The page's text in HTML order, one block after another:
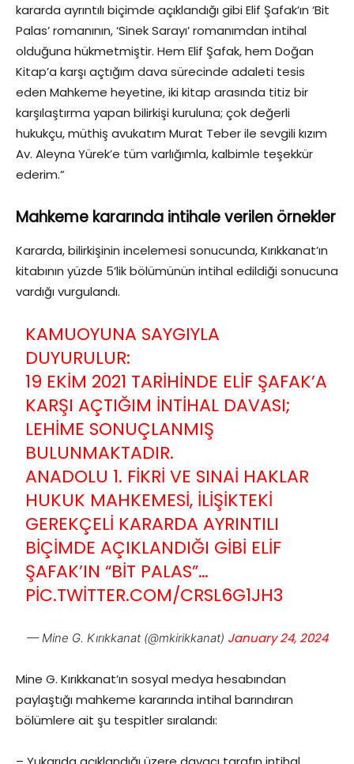
kararda ayrıntılı biçimde açıklandığı gibi Elif Şafak’ın ‘Bit
Palas’ romanının, ‘Sinek Sarayı’ romanımdan intihal
olduğuna hükmetmiştir. Hem Elif Şafak, hem Doğan
Kitap’a karşı açtığım dava sürecinde adaleti tesis
eden Mahkeme heyetine, iki kitap arasında titiz bir
karşılaştırma yapan bilirkişi kuruluna; çok değerli
hukukçu, müthiş avukatım Murat Teber ile sevgili kızım
Av. Aleyna Yürek’e tüm varlığımla, kalbimle teşekkür
ederim.”
Mahkeme kararında intihale verilen örnekler
Kararda, bilirkişinin incelemesi sonucunda, Kırıkkanat’ın
kitabının yüzde 5’lik bölümünün intihal edildiği sonucuna
vardığı vurgulandı.
KAMUOYUNA SAYGIYLA
DUYURULUR:
19 EKIM 2021 TARIHINDE ELIF ŞAFAK’A
KARŞI AÇTIĞIM INTIHAL DAVASI;
LEHIME SONUÇLANMIŞ
BULUNMAKTADIR.
ANADOLU 1. FIKRI VE SINAI HAKLAR
HUKUK MAHKEMESI, ILIŞIKTEKI
GEREKÇELI KARARDA AYRINTILI
BIÇIMDE AÇIKLANDIĞI GIBI ELIF
ŞAFAK’IN “BIT PALAS”…
PIC.TWITTER.COM/CRSL6G1JH3
— Mine G. Kırıkkanat (@mkirikkanat) January 24, 2024
Mine G. Kırıkkanat’ın sosyal medya hesabından
paylaştığı mahkeme kararında intihal barındıran
bölümlere ait şu tespitler sıralandı: